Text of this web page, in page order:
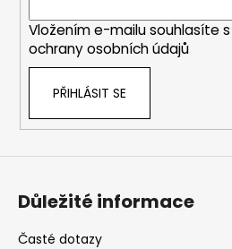
Vložením e-mailu souhlasíte s
ochrany osobních údajů
PŘIHLÁSIT SE
Důležité informace
Časté dotazy